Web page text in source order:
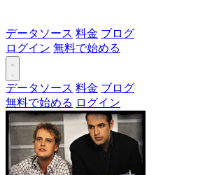
データソース 料金 ブログ
ログイン 無料で始める
データソース 料金 ブログ
無料で始める ログイン